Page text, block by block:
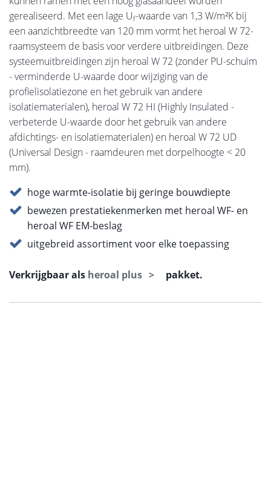
gerealiseerd. Met een lage Uf-waarde van 1,3 W/m²K bij
een aanzichtbreedte van 120 mm vormt het heroal W 72-
raamsysteem de basis voor verdere uitbreidingen. Deze
systeemuitbreidingen zijn heroal W 72 (zonder PU-schuim
- verminderde U-waarde door wijziging van de
profielisolatiezone en het gebruik van andere
isolatiematerialen), heroal W 72 HI (Highly Insulated -
verbeterde U-waarde door het gebruik van andere
afdichtings- en isolatiematerialen) en heroal W 72 UD
(Universal Design - raamdeuren met dorpelhoogte < 20
mm).
hoge warmte-isolatie bij geringe bouwdiepte
bewezen prestatiekenmerken met heroal WF- en
heroal WF EM-beslag
uitgebreid assortiment voor elke toepassing
Verkrijgbaar als heroal plus pakket.